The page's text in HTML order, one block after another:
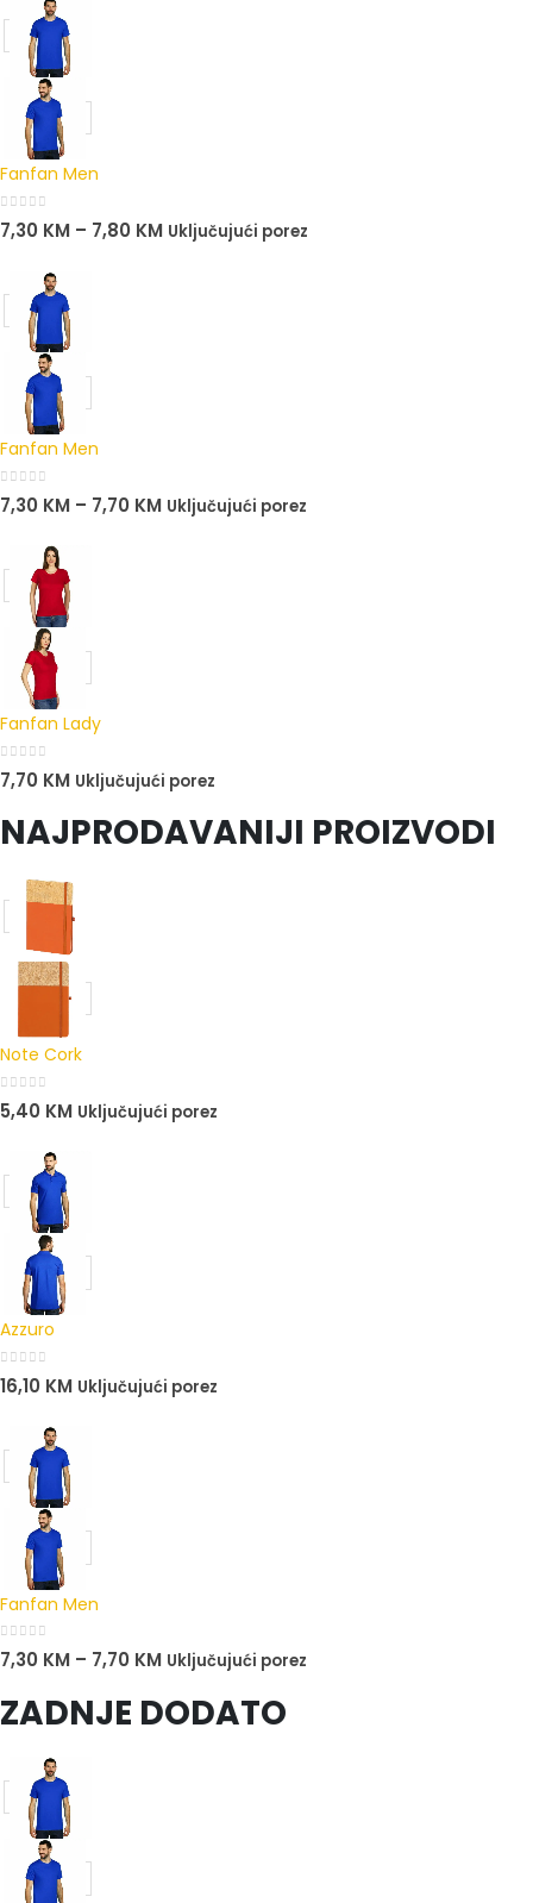
Fanfan Men
0out of 5
7,30 KM – 7,80 KM Uključujući porez
Fanfan Men
0out of 5
7,30 KM – 7,70 KM Uključujući porez
Fanfan Lady
0out of 5
7,70 KM Uključujući porez
NAJPRODAVANIJI PROIZVODI
Note Cork
0out of 5
5,40 KM Uključujući porez
Azzuro
0out of 5
16,10 KM Uključujući porez
Fanfan Men
0out of 5
7,30 KM – 7,70 KM Uključujući porez
ZADNJE DODATO